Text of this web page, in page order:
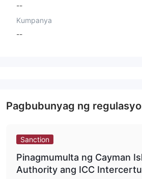
--
Kumpanya
--
Pagbubunyag ng
Sanction
Pinagmumulta ng Cayman
Authority ang ICC